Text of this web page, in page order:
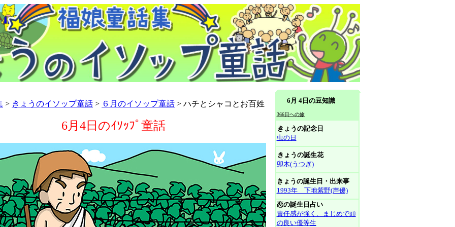
> きょうのイソップ童話 > ６月のイソップ童話 > ハチとシャコとお百姓
6月4日のｲｿｯﾌﾟ童話
6月 4日の豆知識
366日への旅
きょうの記念日
虫の日
きょうの誕生花
卯木(うつぎ)
きょうの誕生日・出来事
1993年 下地紫野(声優)
恋の誕生日占い
責任感が強く、まじめで頭
の良い優等生